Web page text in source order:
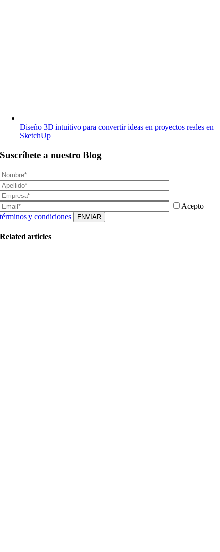
Diseño 3D intuitivo para convertir ideas en proyectos reales en
SketchUp
Suscríbete a nuestro Blog
Acepto
términos y condiciones
Related articles